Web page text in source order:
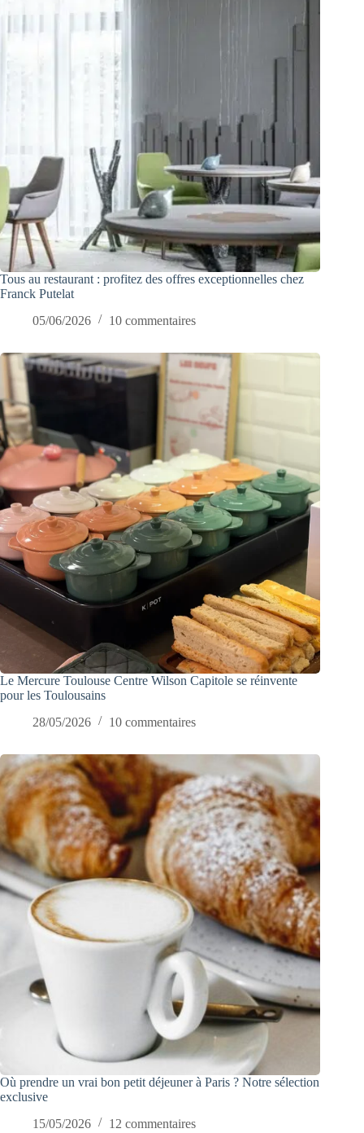
Tous au restaurant : profitez des offres exceptionnelles chez
Franck Putelat
05/06/2026
10 commentaires
Le Mercure Toulouse Centre Wilson Capitole se réinvente
pour les Toulousains
28/05/2026
10 commentaires
Où prendre un vrai bon petit déjeuner à Paris ? Notre sélection
exclusive
15/05/2026
12 commentaires